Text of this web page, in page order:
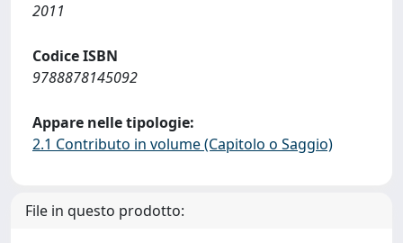
2011
Codice ISBN
9788878145092
Appare nelle tipologie:
2.1 Contributo in volume (Capitolo o Saggio)
File in questo prodotto: